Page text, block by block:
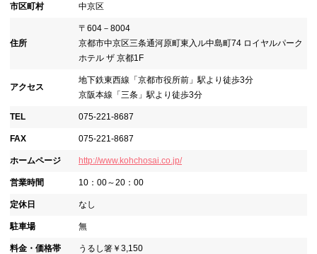
市区町村 中京区
住所
〒604－8004
京都市中京区三条通河原町東入ル中島町74 ロイヤルパーク
ホテル ザ 京都1F
アクセス
地下鉄東西線「京都市役所前」駅より徒歩3分
京阪本線「三条」駅より徒歩3分
TEL 075-221-8687
FAX 075-221-8687
ホームページ http://www.kohchosai.co.jp/
営業時間 10：00～20：00
定休日 なし
駐車場 無
料金・価格帯 うるし箸￥3,150